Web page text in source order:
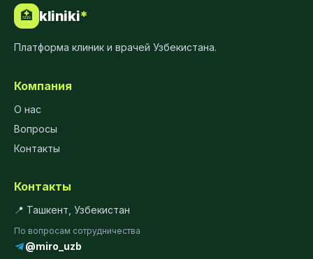
🏥 kliniki*
Платформа клиник и врачей Узбекистана.
Компания
О нас
Вопросы
Контакты
Контакты
📍 Ташкент, Узбекистан
По вопросам сотрудничества
@miro_uzb